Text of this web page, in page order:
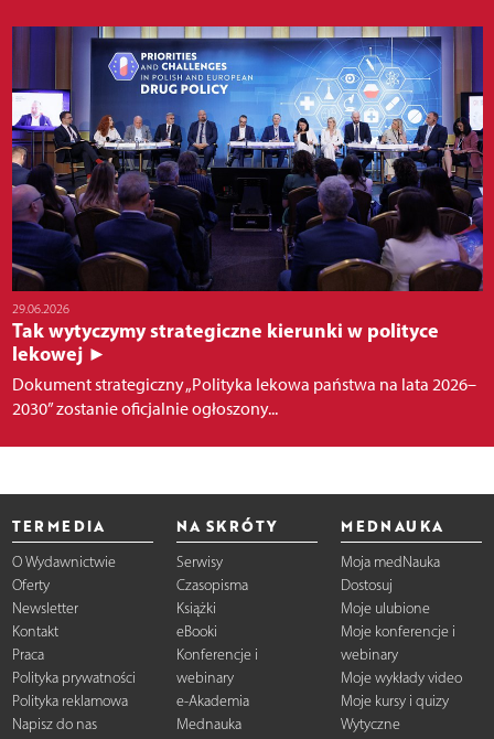
29.06.2026
Tak wytyczymy strategiczne kierunki w polityce
lekowej ►
Dokument strategiczny „Polityka lekowa państwa na lata 2026–
2030” zostanie oficjalnie ogłoszony...
TERMEDIA
O Wydawnictwie
Oferty
Newsletter
Kontakt
Praca
Polityka prywatności
Polityka reklamowa
Napisz do nas
NA SKRÓTY
Serwisy
Czasopisma
Książki
eBooki
Konferencje i
webinary
e-Akademia
Mednauka
MEDNAUKA
Moja medNauka
Dostosuj
Moje ulubione
Moje konferencje i
webinary
Moje wykłady video
Moje kursy i quizy
Wytyczne